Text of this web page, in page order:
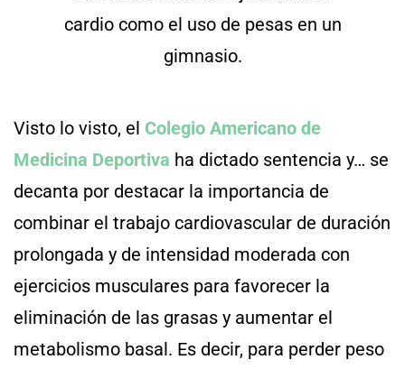
Visto lo visto, el Colegio Americano de
Medicina Deportiva ha dictado sentencia y… se
decanta por destacar la importancia de
combinar el trabajo cardiovascular de duración
prolongada y de intensidad moderada con
ejercicios musculares para favorecer la
eliminación de las grasas y aumentar el
metabolismo basal. Es decir, para perder peso